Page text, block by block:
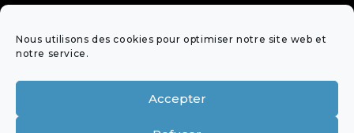
Nous utilisons des cookies pour optimiser notre site web et
notre service.
Accepter
Politique de cookies (UE)